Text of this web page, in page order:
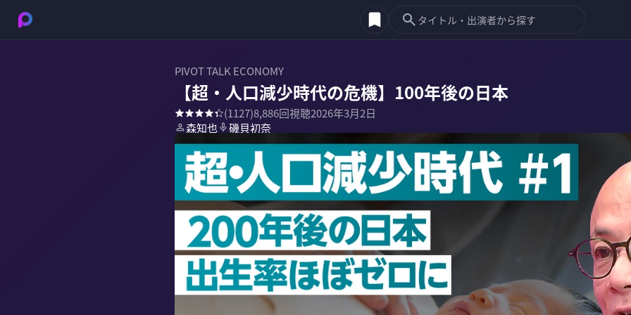
PIVOT TALK ECONOMY
【超・人口減少時代の危機】100年後の日本
(1127)8,886回視聴2026年3月2日
森知也
磯貝初奈